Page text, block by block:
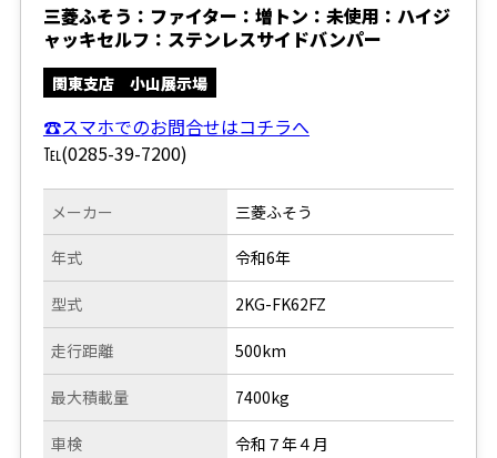
三菱ふそう：ファイター：増トン：未使用：ハイジ
ャッキセルフ：ステンレスサイドバンパー
関東支店 小山展示場
☎スマホでのお問合せはコチラへ
℡(0285-39-7200)
メーカー
年式
型式
走行距離
三菱ふそう
令和6年
2KG-FK62FZ
500km
最大積載量
車検
7400kg
令和７年４月